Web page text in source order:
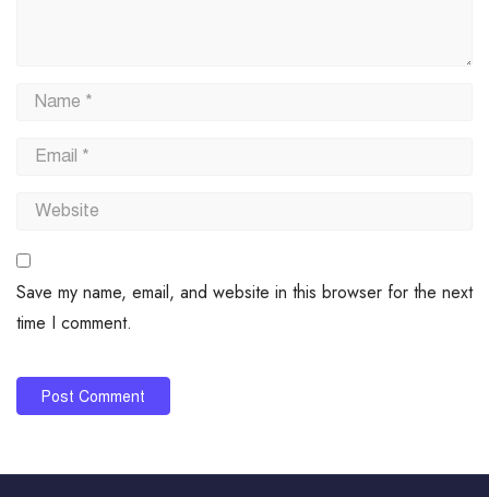
Save my name, email, and website in this browser for the next
time I comment.